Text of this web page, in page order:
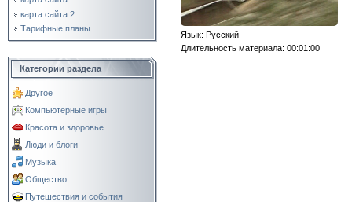
карта сайта 2
Тарифные планы
Категории раздела
Другое
Компьютерные игры
Красота и здоровье
Люди и блоги
Музыка
Общество
Путешествия и события
Язык: Русский
Длительность материала: 00:01:00